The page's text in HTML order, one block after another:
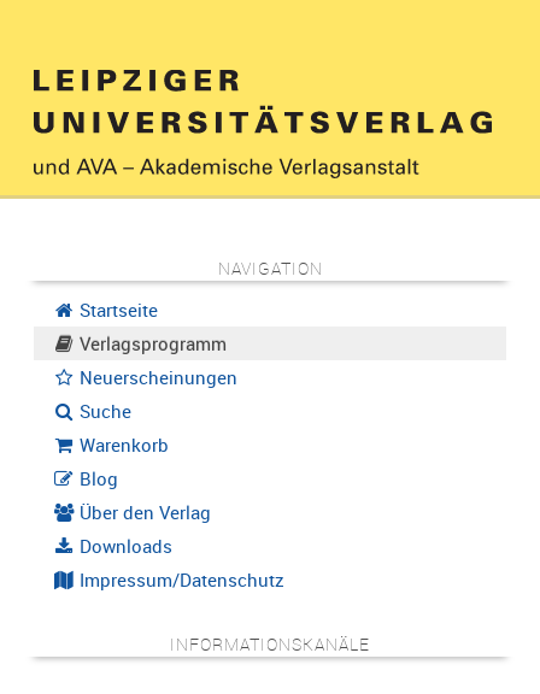
NAVIGATION
Startseite
Verlagsprogramm
Neuerscheinungen
Suche
Warenkorb
Blog
Über den Verlag
Downloads
Impressum/Datenschutz
INFORMATIONSKANÄLE